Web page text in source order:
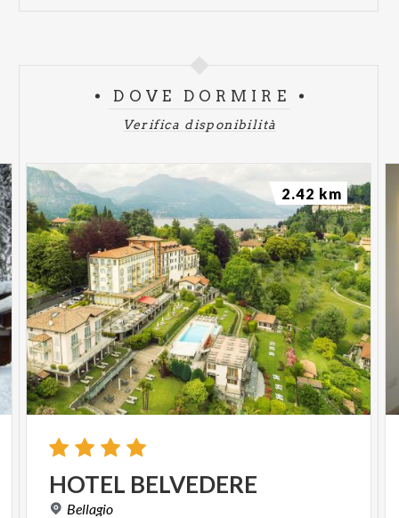
DOVE DORMIRE
Verifica disponibilità
HOTEL BELVEDERE
Bellagio
2.42 km